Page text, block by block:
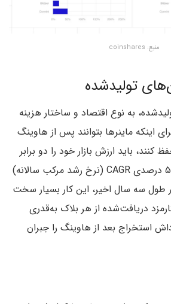
منبع: coinshares
تولیدشده
به نوع اقتصاد و ساختار هزینه
اینکه ماینرها بتوانند پس از هاوینگ
کنند، باید ارزش بازار خود را دو برابر
کنند. با توجه به رشد ۵۳ درصدی CAGR (نرخ رشد مرکب سالانه)
سه سال اخیر، این کار بسیار سخت
دریافت‌شده از هر بلاک به‌قدری
استخراج بعد از هاوینگ را جبران